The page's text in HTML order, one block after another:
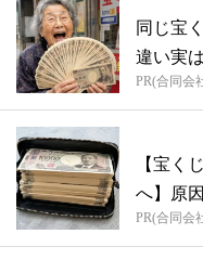
同じ宝
違い実
PR(合同会
【宝く
へ】原
PR(合同会